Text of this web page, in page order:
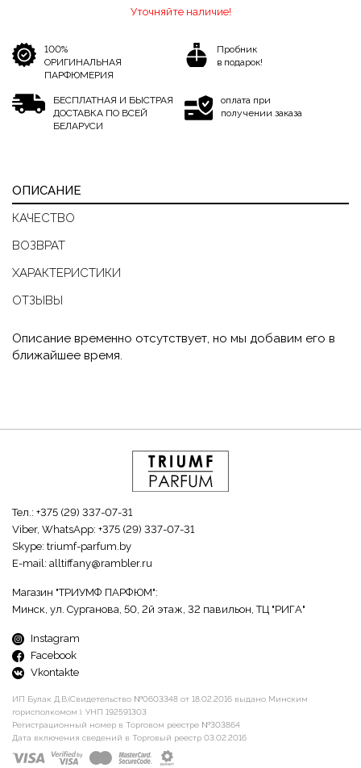
Уточняйте наличие!
100%
ОРИГИНАЛЬНАЯ
ПАРФЮМЕРИЯ
Пробник
в подарок!
БЕСПЛАТНАЯ И БЫСТРАЯ
ДОСТАВКА ПО ВСЕЙ
БЕЛАРУСИ
оплата при
получении заказа
ОПИСАНИЕ
КАЧЕСТВО
ВОЗВРАТ
ХАРАКТЕРИСТИКИ
ОТЗЫВЫ
Описание временно отсутствует, но мы добавим его в
ближайшее время.
Тел.: +375 (29) 337-07-31
Viber, WhatsApp: +375 (29) 337-07-31
Skype: triumf-parfum.by
E-mail: alltiffany@rambler.ru
Магазин "ТРИУМФ ПАРФЮМ":
Минск, ул. Сурганова, 50, 2й этаж, 32 павильон, ТЦ "РИГА"
Instagram
Facebook
Vkontakte
ИП Булак Д.В.(Свидетельство №0603348 от 18.02.2016 выдано Минским
горисполкомом ). УНП 192591303
Регистрационный номер в Торговом реестре №303864
Дата включения сведений в Торговый реестр 03.02.2016